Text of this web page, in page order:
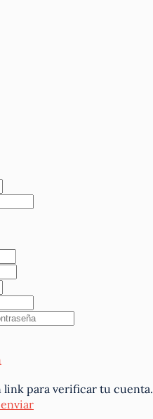
link para verificar tu cuenta.